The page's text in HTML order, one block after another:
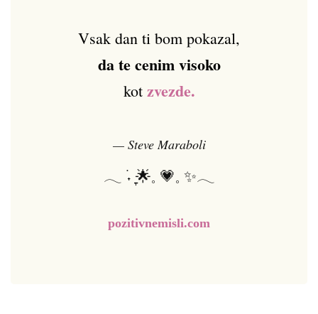
Vsak dan ti bom pokazal,
da te cenim visoko
kot zvezde.
— Steve Maraboli
𓂃 ࣪˖ ִֶָ🌟𓈒 💗𓈒 ✨𓂃
pozitivnemisli.com